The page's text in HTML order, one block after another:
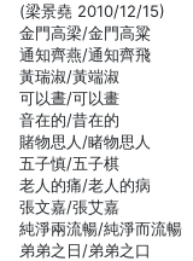
(梁景堯 2010/12/15)
金門高梁/金門高粱
通知齊燕/通知齊飛
黃瑞淑/黃端淑
可以晝/可以畫
音在的/昔在的
賭物思人/睹物思人
五子慎/五子棋
老人的痛/老人的病
張文嘉/張艾嘉
純淨兩流暢/純淨而流暢
弟弟之日/弟弟之口